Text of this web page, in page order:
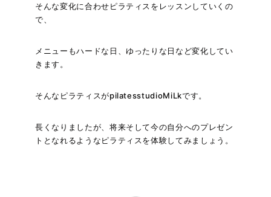
そんな変化に合わせピラティスをレッスンしていくの
で、
メニューもハードな日、ゆったりな日など変化してい
きます。
そんなピラティスがpilatesstudioMiLkです。
長くなりましたが、将来そして今の自分へのプレゼン
トとなれるようなピラティスを体験してみましょう。